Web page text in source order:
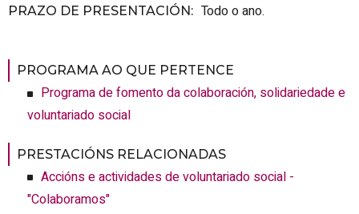
PRAZO DE PRESENTACIÓN: Todo o ano.
PROGRAMA AO QUE PERTENCE
Programa de fomento da colaboración, solidariedade e
voluntariado social
PRESTACIÓNS RELACIONADAS
Accións e actividades de voluntariado social -
"Colaboramos"